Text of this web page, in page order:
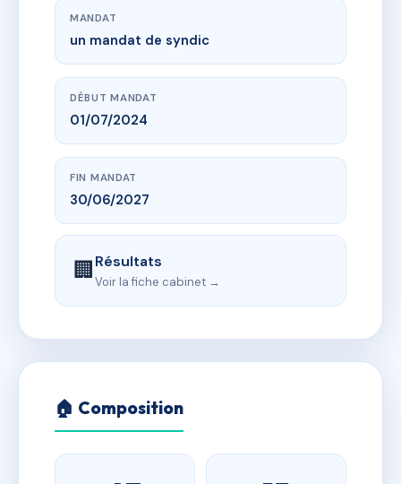
MANDAT
un mandat de syndic
DÉBUT MANDAT
01/07/2024
FIN MANDAT
30/06/2027
🏢Résultats
Voir la fiche cabinet →
🏠 Composition